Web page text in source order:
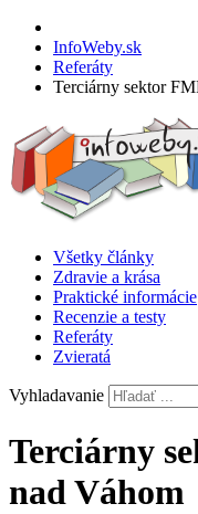
InfoWeby.sk
Referáty
Terciárny sektor
Všetky články
Zdravie a krása
Praktické informácie
Recenzie a testy
Referáty
Zvieratá
Vyhladavanie
Terciárny
nad Váhom